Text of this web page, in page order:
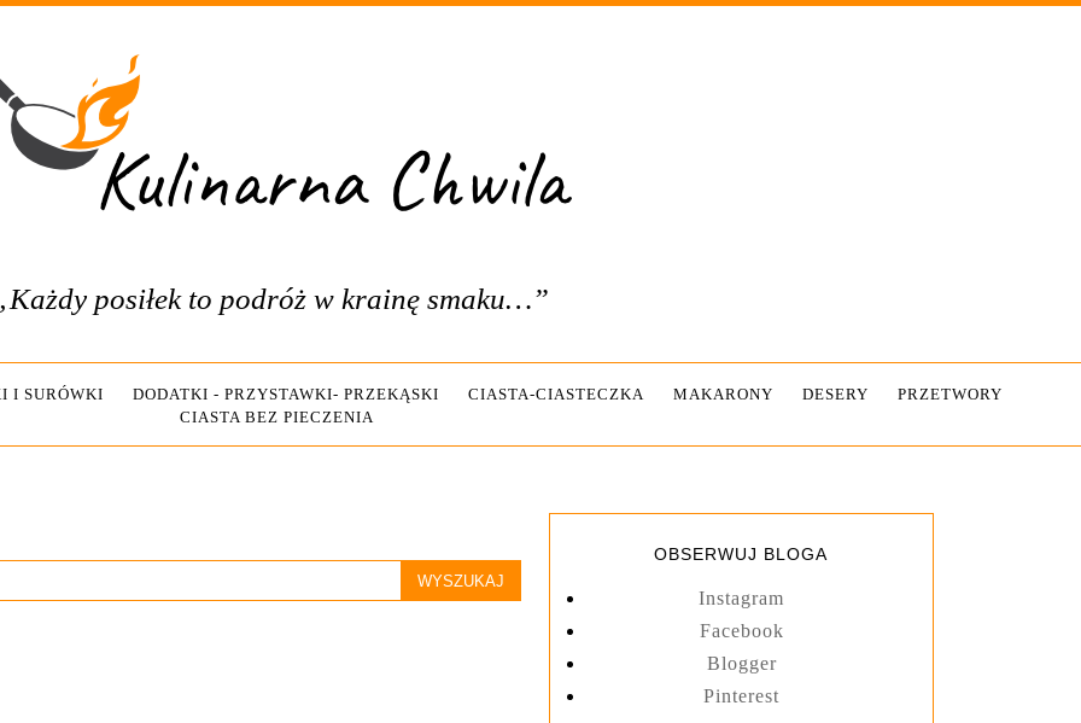
posiłek to podróż w krainę smaku…”
I SURÓWKI DODATKI - PRZYSTAWKI- PRZEKĄSKI CIASTA-CIASTECZKA MAKARONY DESERY
PRZETWORY
CIASTA BEZ PIECZENIA
OBSERWUJ BLOGA
Instagram
Facebook
Blogger
Pinterest